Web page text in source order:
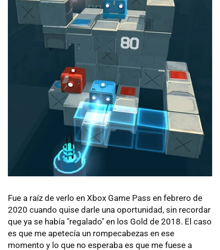
Fue a raíz de verlo en Xbox Game Pass en febrero de
2020 cuando quise darle una oportunidad, sin recordar
que ya se había "regalado" en los Gold de 2018. El caso
es que me apetecía un rompecabezas en ese
momento y lo que no esperaba es que me fuese a